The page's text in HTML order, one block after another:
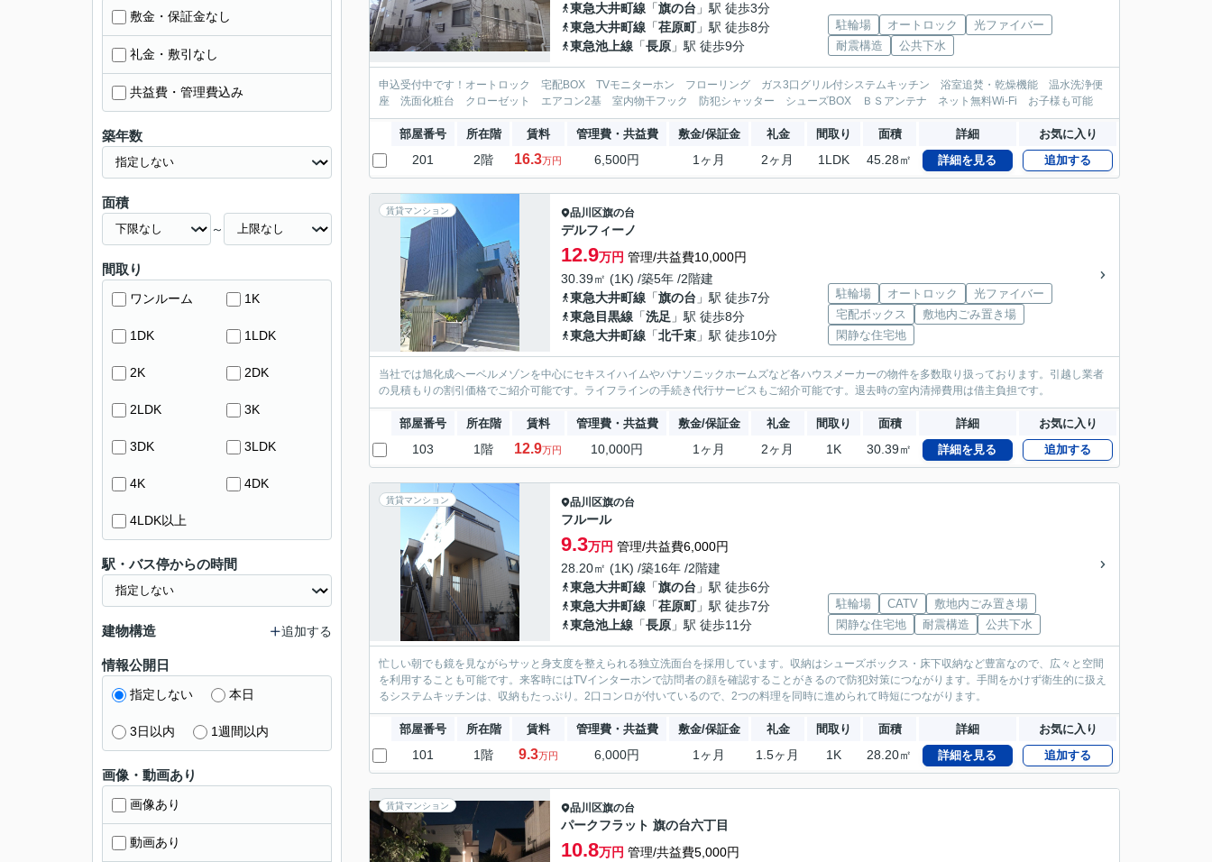
東急大井町線 「旗の台 」駅 徒歩3分
東急大井町線 「荏原町」駅 徒歩8分
東急池上線 「長原 」駅 徒歩9分
駐輪場 オートロック
光ファイバー
耐震構造
公共下水
申込受付中です！オートロック 宅配BOX TVモニターホン フローリング ガス3口グリル付システムキッチン 浴室追焚・乾燥機能 温水洗浄便
座 洗面化粧台 クローゼット エアコン2基 室内物干フック 防犯シャッター シューズBOX ＢＳアンテナ ネット無料Wi-Fi お子様も可能
部屋番号 所在階 賃料 管理費・共益費 敷金/保証金 礼金 間取り 面積 詳細 お気に入り
201 2階 16.3万円 6,500円 1ヶ月 2ヶ月 1LDK 45.28㎡ 詳細を見る 追加する
賃貸マンション 品川区旗の台
デルフィーノ
12.9万円 管理/共益費10,000円
30.39㎡ (1K) /築5年 /2階建
東急大井町線 「旗の台 」駅 徒歩7分
東急目黒線 「洗足 」駅 徒歩8分
東急大井町線 「北千束 」駅 徒歩10分
駐輪場 オートロック
光ファイバー
宅配ボックス
敷地内ごみ置き場
閑静な住宅地
当社では旭化成へーベルメゾンを中心にセキスイハイムやパナソニックホームズなど各ハウスメーカーの物件を多数取り扱っております。引越し業者
の見積もりの割引価格でご紹介可能です。ライフラインの手続き代行サービスもご紹介可能です。退去時の室内清掃費用は借主負担です。
部屋番号 所在階 賃料 管理費・共益費 敷金/保証金 礼金 間取り 面積 詳細 お気に入り
103 1階 12.9万円 10,000円 1ヶ月 2ヶ月 1K 30.39㎡ 詳細を見る 追加する
賃貸マンション 品川区旗の台
フルール
9.3万円 管理/共益費6,000円
28.20㎡ (1K) /築16年 /2階建
東急大井町線 「旗の台 」駅 徒歩6分
東急大井町線 「荏原町」駅 徒歩7分
東急池上線 「長原 」駅 徒歩11分
駐輪場 CATV
敷地内ごみ置き場
閑静な住宅地
耐震構造 公共下水
忙しい朝でも鏡を見ながらサッと身支度を整えられる独立洗面台を採用しています。収納はシューズボックス・床下収納など豊富なので、広々と空間
を利用することも可能です。来客時にはTVインターホンで訪問者の顔を確認することがきるので防犯対策につながります。手間をかけず衛生的に扱え
るシステムキッチンは、収納もたっぷり。2口コンロが付いているので、2つの料理を同時に進められて時短につながります。
部屋番号 所在階 賃料 管理費・共益費 敷金/保証金 礼金 間取り 面積 詳細 お気に入り
101 1階 9.3万円 6,000円 1ヶ月 1.5ヶ月 1K 28.20㎡ 詳細を見る 追加する
賃貸マンション 品川区旗の台
パークフラット 旗の台六丁目
10.8万円 管理/共益費5,000円
敷金・保証金なし
礼金・敷引なし
共益費・管理費込み
築年数
面積
～
間取り
ワンルーム 1K
1DK 1LDK
2K 2DK
2LDK 3K
3DK 3LDK
4K 4DK
4LDK以上
駅・バス停からの時間
建物構造 追加する
情報公開日
指定しない 本日
3日以内 1週間以内
画像・動画あり
画像あり
動画あり